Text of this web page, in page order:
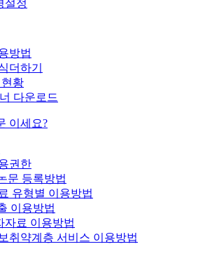
설정
방법
더하기
황
다운로드
이세요?
권한
문 등록방법
유형별 이용방법
이용방법
자료 이용방법
취약계층 서비스 이용방법